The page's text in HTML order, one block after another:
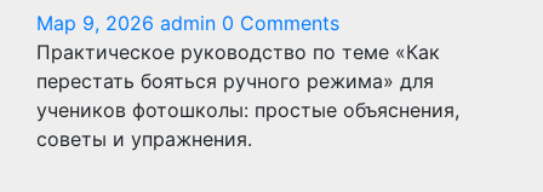
Мар 9, 2026 admin 0 Comments
Практическое руководство по теме «Как
перестать бояться ручного режима» для
учеников фотошколы: простые объяснения,
советы и упражнения.